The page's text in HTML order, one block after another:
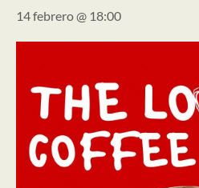
14 febrero @ 18:00